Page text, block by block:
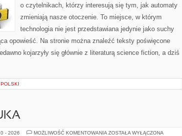
o czytelnikach, którzy interesują się tym, jak automaty
zmieniają nasze otoczenie. To miejsce, w którym
technologia nie jest przedstawiana jedynie jako suchy
opowieść. Na stronie można znaleźć teksty poświęcone
kojarzyły się głównie z literaturą science fiction, a dziś
- 2026 MOŻLIWOŚĆ KOMENTOWANIA KULTURA
ZOSTAŁA WYŁĄCZONA